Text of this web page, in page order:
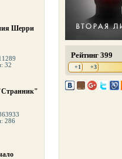
Шерри
32
286
Рейтинг 399
+1 +3